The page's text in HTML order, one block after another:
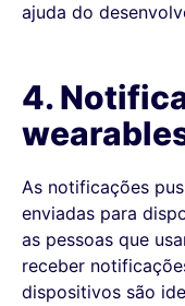
ajuda do
4.
As notificações
enviadas para
as pessoas que
receber
dispositivos são